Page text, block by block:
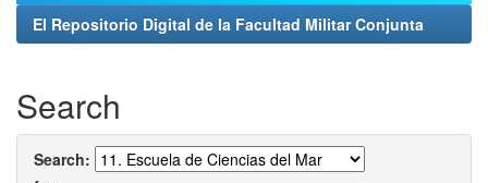
El Repositorio Digital de la Facultad Militar Conjunta
Search
Search: